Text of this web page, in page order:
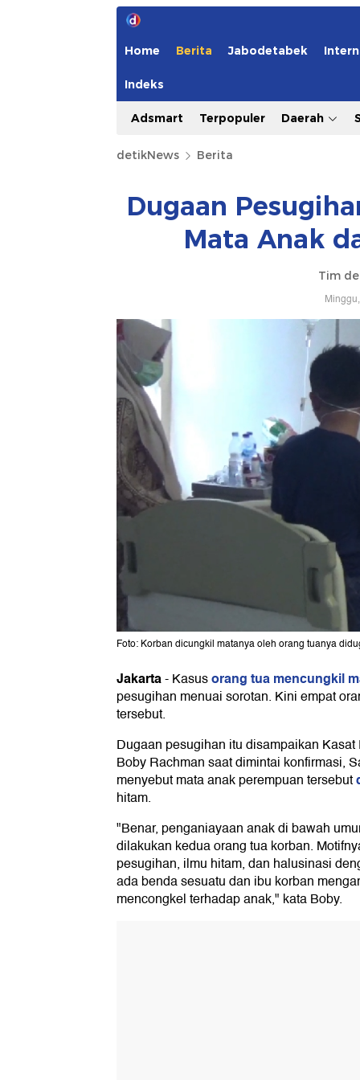
Home Berita Jabodetabek
Indeks
Adsmart Terpopuler Daerah
detikNews Berita
Dugaan
Mata Anak
Tim
Foto: Korban dicungkil matanya oleh orang tuanya
Jakarta-Kasusorang tua mencungkil
pesugihan menuai sorotan. Kini empat
tersebut.
Dugaan pesugihan itu disampaikan
Boby Rachman saat dimintai konfirmasi,
menyebut mata anak perempuan tersebut
hitam.
"Benar, penganiayaan anak di bawah
dilakukan kedua orang tua korban.
pesugihan, ilmu hitam, dan halusinasi
ada benda sesuatu dan ibu korban
mencongkel terhadap anak," kata Boby.